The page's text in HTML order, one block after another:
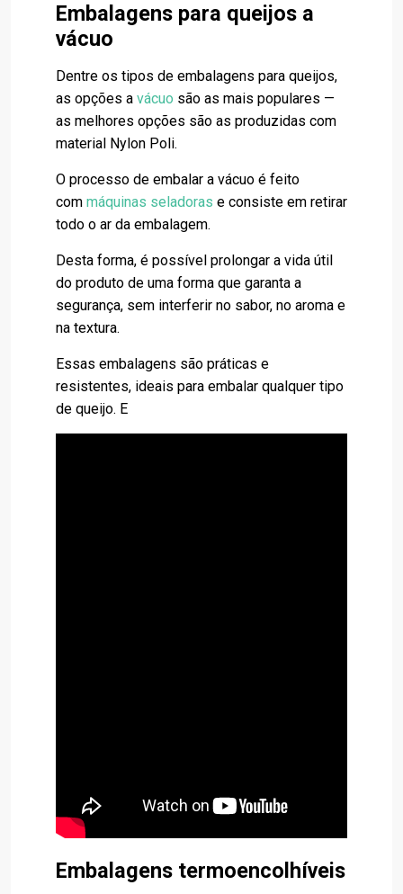
Embalagens para queijos a
vácuo
Dentre os tipos de embalagens para queijos,
as opções a vácuo são as mais populares —
as melhores opções são as produzidas com
material Nylon Poli.
O processo de embalar a vácuo é feito
com máquinas seladoras e consiste em retirar
todo o ar da embalagem.
Desta forma, é possível prolongar a vida útil
do produto de uma forma que garanta a
segurança, sem interferir no sabor, no aroma e
na textura.
Essas embalagens são práticas e
resistentes, ideais para embalar qualquer tipo
de queijo. E
Embalagens termoencolhíveis